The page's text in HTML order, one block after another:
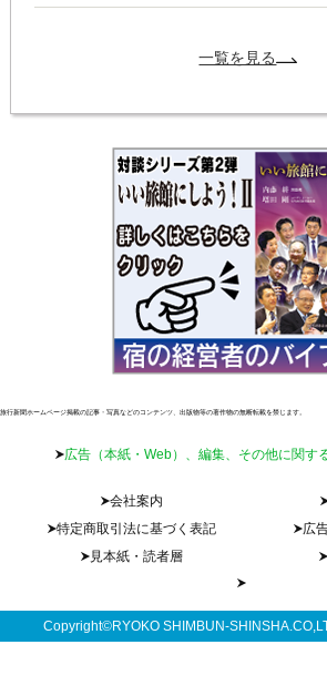
一覧を見る
旅行新聞ホームページ掲載の記事・写真などのコンテンツ、出版物等の著作物の無断転載を禁じます。
広告（本紙・Web）、編集、その他に関す
会社案内
特定商取引法に基づく表記
広
見本紙・読者層
Copyright©RYOKO SHIMBUN-